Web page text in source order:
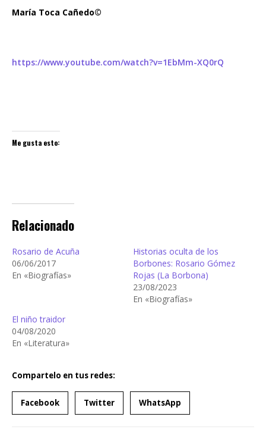
María Toca Cañedo©
https://www.youtube.com/watch?v=1EbMm-XQ0rQ
Me gusta esto:
Relacionado
Rosario de Acuña
06/06/2017
En «Biografías»
Historias oculta de los
Borbones: Rosario Gómez
Rojas (La Borbona)
23/08/2023
En «Biografías»
El niño traidor
04/08/2020
En «Literatura»
Compartelo en tus redes:
Facebook Twitter WhatsApp